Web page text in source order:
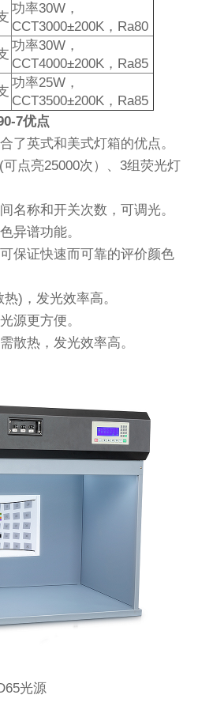
功率30W，
CCT3000±200K，Ra80
功率30W，
CCT4000±200K，Ra85
功率25W，
CCT3500±200K，Ra85
7优点
了英式和美式灯箱的优点。
点亮25000次）、3组荧光灯
名称和开关次数，可调光。
异谱功能。
保证快速而可靠的评价颜色
)，发光效率高。
源更方便。
散热，发光效率高。
光源